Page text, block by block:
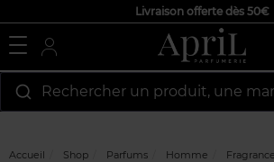
Livraison offerte dès 50€
Rechercher un produit, une
Accueil Shop Parfums Homme